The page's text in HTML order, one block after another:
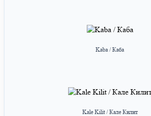
Kaba / Каба
Kale Kilit / Кале Килит